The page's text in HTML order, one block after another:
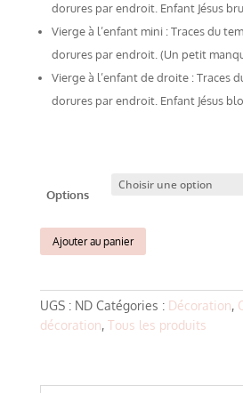
dorures par endroit. Enfant Jésus
Vierge à l’enfant mini : Traces du
dorures par endroit. (Un petit
Vierge à l’enfant de droite : Traces
dorures par endroit. Enfant Jésus
Options
quantité
de
statuettes
religieuses
XIXème
Ajouter au panier
UGS : ND Catégories : Décoration,
décoration, Tous les produits